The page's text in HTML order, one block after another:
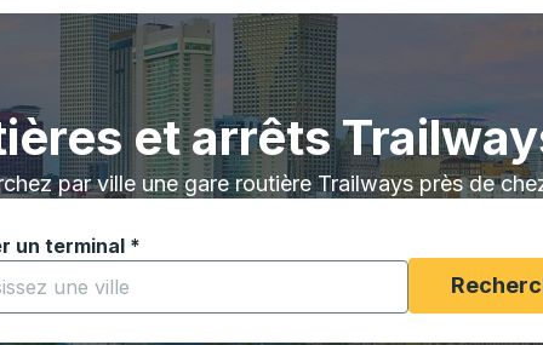
et arrêts
par ville une gare routière Trailways près de
un terminal *
à saisir une ville pour ouvrir les options de